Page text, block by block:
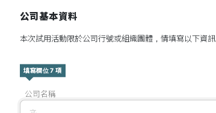
公司基本資料
本次試用活動限於公司行號或組織團體，情填寫以下資訊
填寫欄位 7 項
公司名稱